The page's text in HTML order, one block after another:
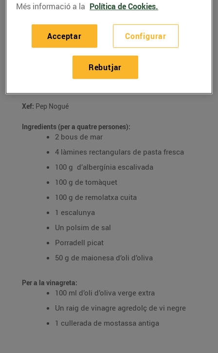
RECEPTES
Canelons de bou de
07/d’octubre/2015
Xef: Pep Nogué
Ingredients (per a quatre persones):
2 bous de mar
4 làmines rectangulars de pasta fresca
100 g d’albergínia escalivada
100 g de tomàquet
100 g de remolatxa cuita
1 escalunya
Un polsim de sal
Porradell picat
50 g de maionesa d’oli d’oliva
Per a la vinagreta:
100 ml d’oli d’oliva verge extra
Un raig de vinagre agredolç de vi negre
1 cullerada de mostassa antiga
Més informació a la Política de Cookies.
Configurar
Rebutjar
Acceptar